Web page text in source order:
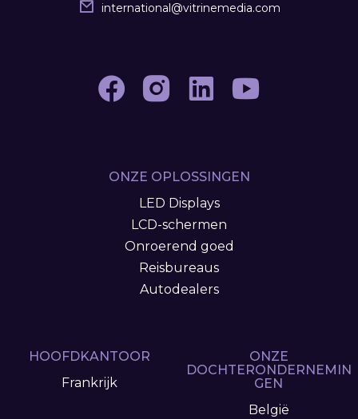
international@vitrinemedia.com
ONZE OPLOSSINGEN
LED Displays
LCD-schermen
Onroerend goed
Reisbureaus
Autodealers
HOOFDKANTOOR
Frankrijk
ONZE
DOCHTERONDERNEMIN
GEN
België